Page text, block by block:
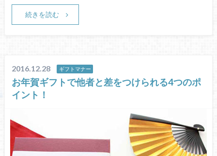
続きを読む
2016.12.28 ギフトマナー
お年賀ギフトで他者と差をつけられる4つのポ
イント！